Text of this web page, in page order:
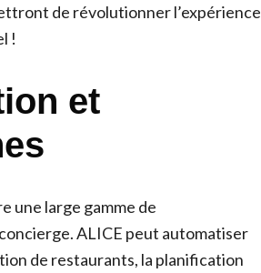
de révolutionner l’expérience
!
et
une large gamme de
ALICE peut automatiser
de restaurants, la planification